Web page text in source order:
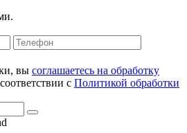
вы соглашаетесь на обработку
с Политикой обработки